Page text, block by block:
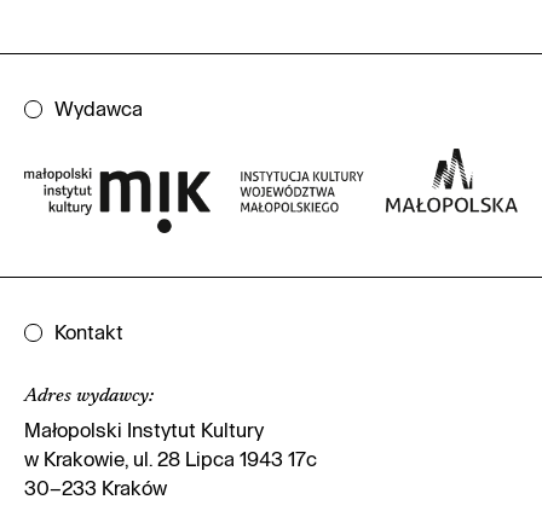
Wydawca
Kontakt
Adres wydawcy:
Małopolski Instytut Kultury
w Krakowie, ul. 28 Lipca 1943 17c
30–233 Kraków